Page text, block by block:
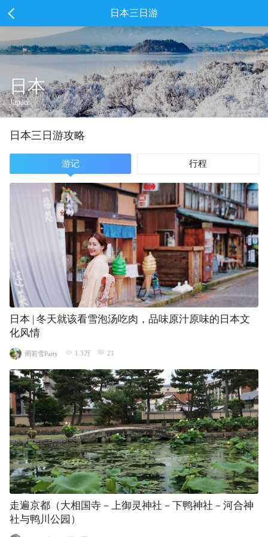
日本三日游
日本
Japan
日本三 日游攻略
游记 行程
日本 | 冬天就该看雪泡汤吃肉，品味原汁原味的日本文
化风情
周若雪Patty 1.3万 21
走遍京都（大相国寺－上御灵神社－下鸭神社－河合神
社与鸭川公园）